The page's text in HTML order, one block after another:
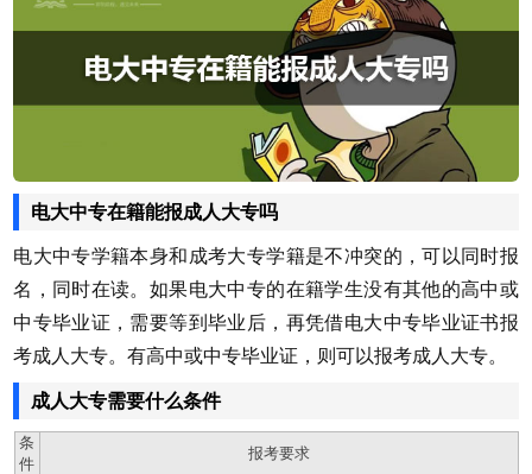
电大中专在籍能报成人大专吗
电大中专学籍本身和成考大专学籍是不冲突的，可以同时报
名，同时在读。如果电大中专的在籍学生没有其他的高中或
中专毕业证，需要等到毕业后，再凭借电大中专毕业证书报
考成人大专。有高中或中专毕业证，则可以报考成人大专。
成人大专需要什么条件
条
件
报考要求